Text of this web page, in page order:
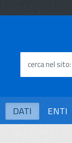
cerca nel sito
DATI ENTI